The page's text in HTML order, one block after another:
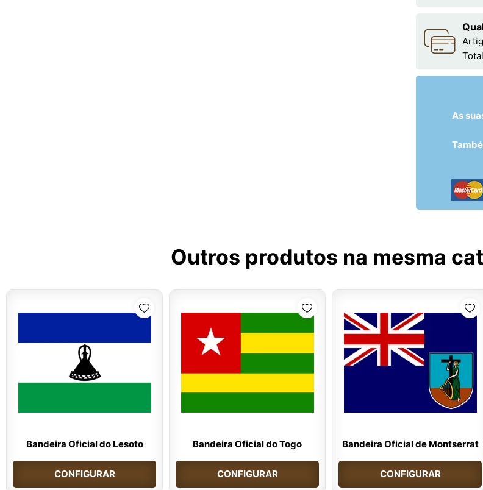
As
Outros produtos na mesma
Bandeira Oficial do Lesoto
CONFIGURAR
Bandeira Oficial do Togo
CONFIGURAR
Bandeira Oficial de Montserrat
CONFIGURAR